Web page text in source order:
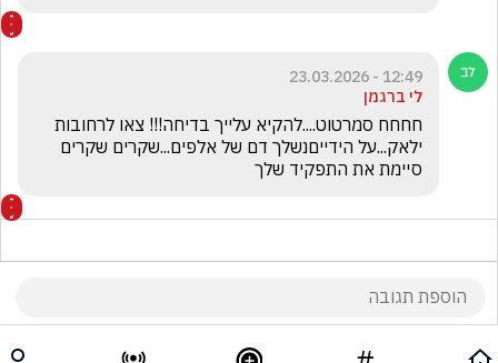
12:49 - 23.03.2026
לי ברגמן
סיימת את התפקיד שלך